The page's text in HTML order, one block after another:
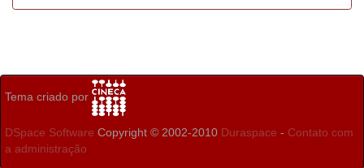
Tema criado por
DSpace Software Copyright © 2002-2010 Duraspace - Contato com
a administração